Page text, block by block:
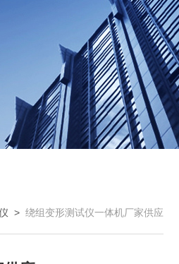
> 绕组变形测试仪一体机厂家供应